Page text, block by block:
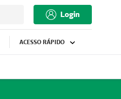
Login
ACESSO RÁPIDO